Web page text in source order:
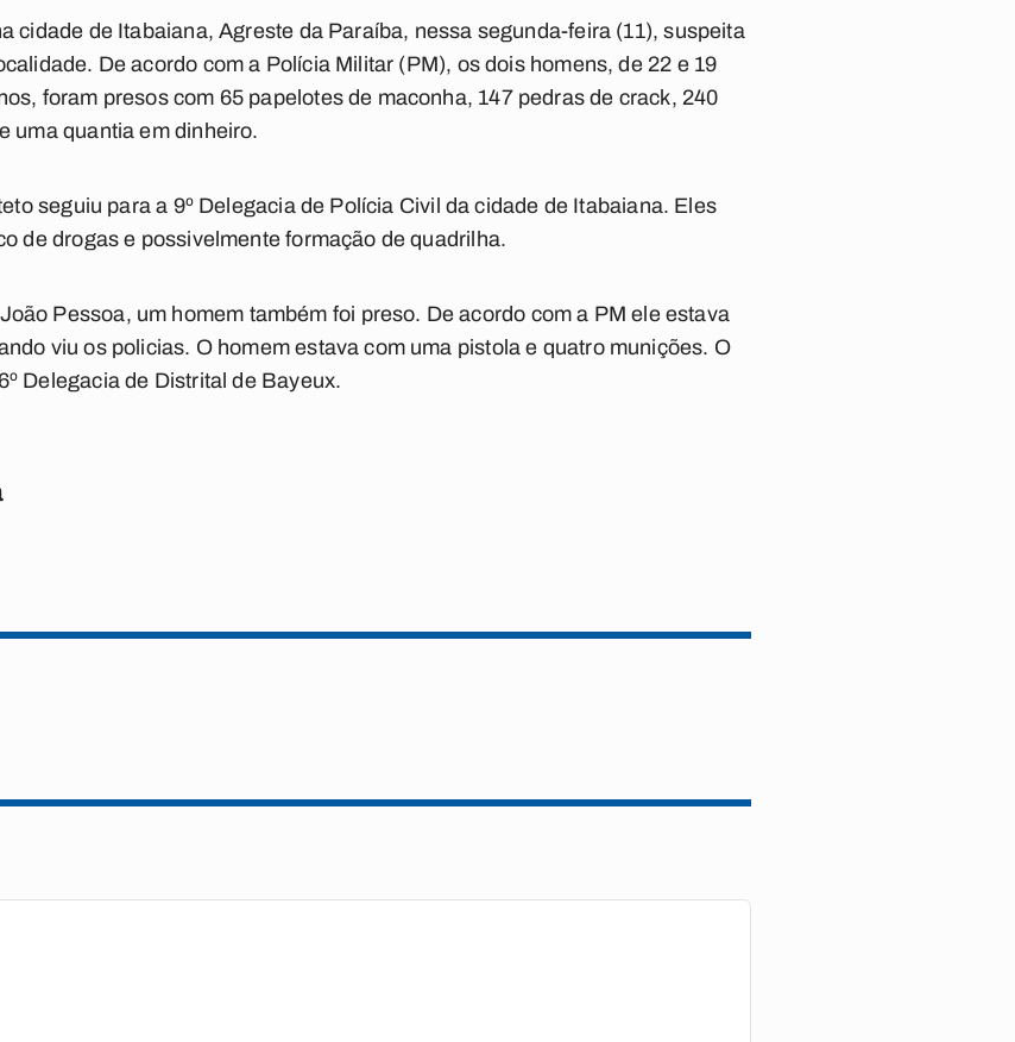
cidade de Itabaiana, Agreste da Paraíba, nessa segunda-feira (11), suspeita
De acordo com a Polícia Militar (PM), os dois homens, de 22 e 19
foram presos com 65 papelotes de maconha, 147 pedras de crack, 240
uma quantia em dinheiro.
seguiu para a 9º Delegacia de Polícia Civil da cidade de Itabaiana. Eles
de drogas e possivelmente formação de quadrilha.
Pessoa, um homem também foi preso. De acordo com a PM ele estava
viu os policias. O homem estava com uma pistola e quatro munições. O
Delegacia de Distrital de Bayeux.